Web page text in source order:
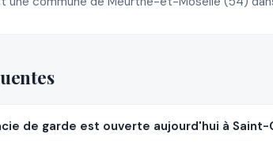
de garde est ouverte aujourd'hui à Saint-